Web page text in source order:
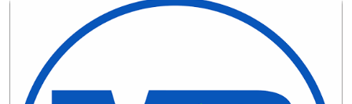
MUNICIPAL
MACAU